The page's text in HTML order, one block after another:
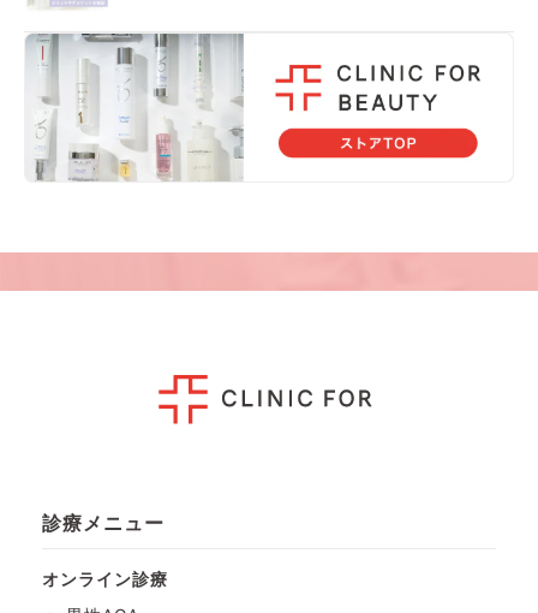
診療メニュー
オンライン診療